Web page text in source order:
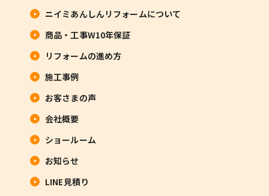
ニイミあんしんリフォームについて
商品・工事W10年保証
リフォームの進め方
施工事例
お客さまの声
会社概要
ショールーム
お知らせ
LINE見積り